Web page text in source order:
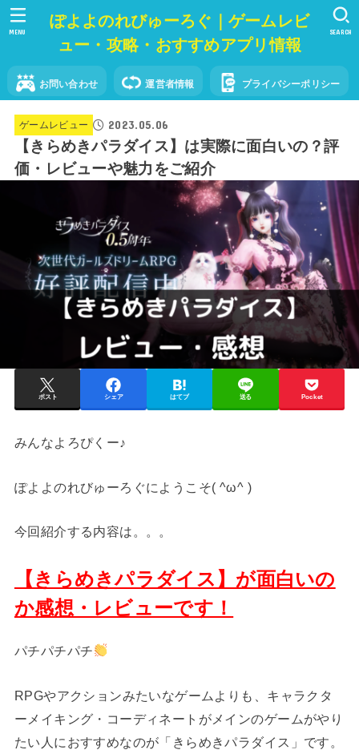
ぽよよのれびゅーろぐ｜ゲームレビ
ュー・攻略・おすすめアプリ情報
お問い合わせ 運営者情報 プライバシーポリシー
SEARCH
MENU
ゲームレビュー 2023.05.06
【きらめきパラダイス】は実際に面白いの？評
価・レビューや魅力をご紹介
ポスト シェア はてブ 送る Pocket
みんなよろぴくー♪
ぽよよのれびゅーろぐにようこそ( ^ω^ )
今回紹介する内容は。。。
【きらめきパラダイス】が面白いの
か感想・レビューです！
パチパチパチ
RPGやアクションみたいなゲームよりも、キャラクタ
ーメイキング・コーディネートがメインのゲームがやり
たい人におすすめなのが「きらめきパラダイス」です。